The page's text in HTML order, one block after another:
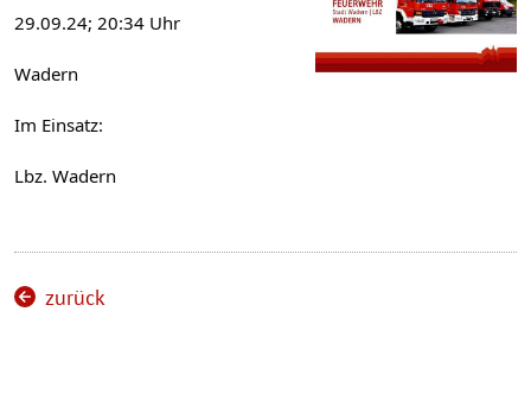
29.09.24; 20:34 Uhr
Wadern
Im Einsatz:
Lbz. Wadern
zurück